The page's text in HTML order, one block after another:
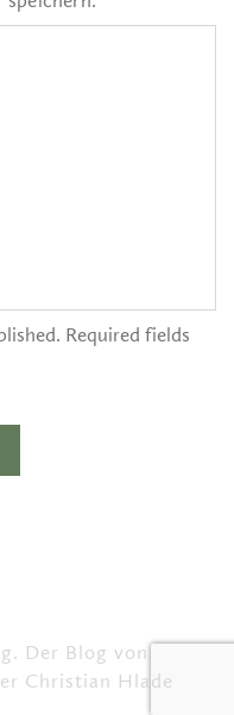
Required fields
Der Blog von
Christian Hlade